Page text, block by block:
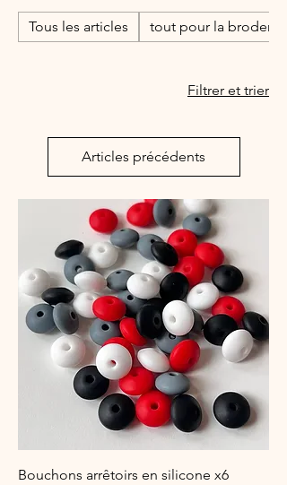
Tous les articles tout pour la broderie
Filtrer et trier
Articles précédents
Bouchons arrêtoirs en silicone x6